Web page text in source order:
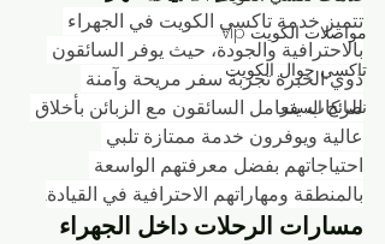
مواصلات الكويت vip
تاكسي جوال الكويت
نصائح السفر
تتميز خدمة تاكسي الكويت في الجهراء
بالاحترافية والجودة، حيث يوفر السائقون
ذوي الخبرة تجربة سفر مريحة وآمنة
للركاب. يتعامل السائقون مع الزبائن بأخلاق
عالية ويوفرون خدمة ممتازة تلبي
احتياجاتهم بفضل معرفتهم الواسعة
بالمنطقة ومهاراتهم الاحترافية في القيادة.
مسارات الرحلات داخل الجهراء